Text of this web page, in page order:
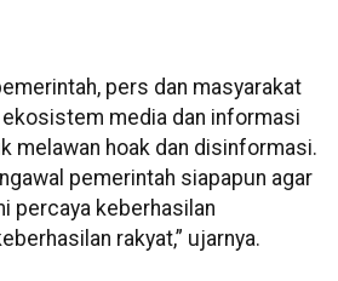
pers dan masyarakat
media dan informasi
melawan hoak dan disinformasi.
pemerintah siapapun agar
percaya keberhasilan
rakyat,” ujarnya.